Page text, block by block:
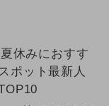
休みにおすす
ポット最新人